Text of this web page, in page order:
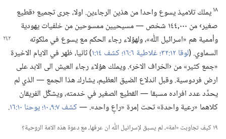
١٨يملك تلاميذ يسوع واحدا من هذين الرجاءين.‏ اولا،‏ جرى تجميع ‹قطيع
صغير› من ٠٠٠‏,١٤٤ شخص —‏ مسيحيين ممسوحين من خلفيات يهودية
وأممية هم «اسرائيل اللّٰه»،‏ ولهؤلاءرجاء الحكم مع يسوع في ملكوته
السماوي.‏ (‏لوقا ١٢:‏٣٢؛‏ غلاطية ٦:‏١٦؛‏ كشف ١٤:‏١
‏)‏ ثانيا،‏ ظهر في الايام الاخيرة
«جمع كثير» من ‹الخراف الاخر›.‏ ويملك هؤلاء رجاء العيش الى الابد على
ارض فردوسية.‏ وقبل اندلاع الضيق العظيم،‏ يشارك هذا الجمع —‏ الذي لم
يحدَّد عدد افراده مسبقا —‏ القطيع الصغير في خدمته،‏ ويشكِّل الفريقان
كلاهما «رعية واحدة» تحت إمرة «راعٍ واحد».‏ —‏كشف ٧:‏​٩،‏ ١٠؛‏ يوحنا ١٠:‏١٦ ‏.‏
١٩ كيف تجاوبت «امة»،‏ لم يسبق لإسرائيل اللّٰه ان عرفها،‏ مع دعوة هذه الامة الروحية؟‏